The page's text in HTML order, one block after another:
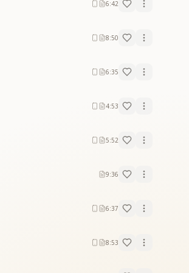
6:42
8:50
6:35
4:53
5:52
9:36
6:37
8:53